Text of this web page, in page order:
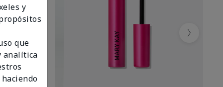
Next
y
que
analítica